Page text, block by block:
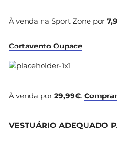
À venda na Sport Zone por
Cortavento Oupace
À venda por 29,99€.
VESTUÁRIO ADEQUADO